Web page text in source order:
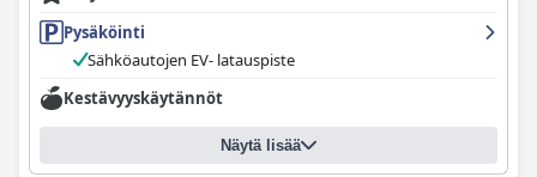
Pysäköinti
Sähköautojen EV- latauspiste
Kestävyyskäytännöt
Näytä lisää